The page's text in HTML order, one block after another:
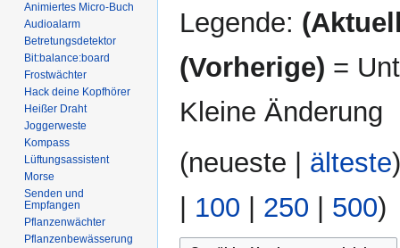
Legende:
(Vorherige) =
Kleine Änderung
(neueste | älteste
| 100 | 250 | 500)
Animiertes Micro-Buch
Audioalarm
Betretungsdetektor
Bit:balance:board
Frostwächter
Hack deine Kopfhörer
Heißer Draht
Joggerweste
Kompass
Lüftungsassistent
Morse
Senden und
Empfangen
Pflanzenwächter
Pflanzenbewässerung